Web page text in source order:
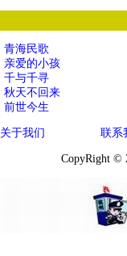
青海民歌
亲爱的小孩
千与千寻
秋天不回来
前世今生
关于我们 联系
CopyRight ©